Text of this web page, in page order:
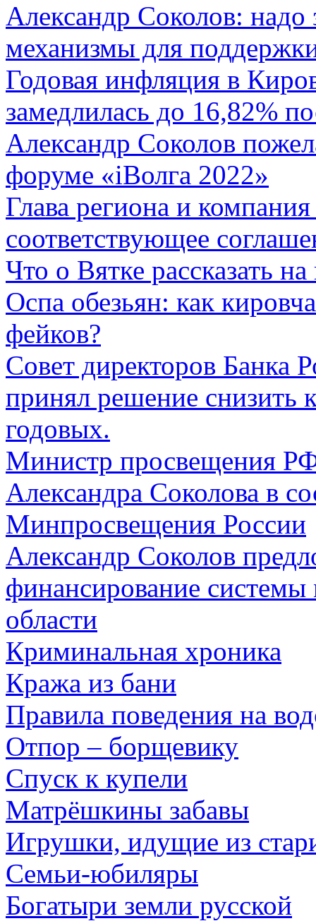
Александр Соколов: надо
механизмы для
Годовая инфляция в
замедлилась до 16,82%
Александр Соколов
форуме «iВолга 2022»
Глава региона и
соответствующее
Что о Вятке рассказать
Оспа обезьян: как
фейков?
Совет директоров Банка
принял решение снизить
годовых.
Министр просвещения
Александра Соколова в
Минпросвещения России
Александр Соколов
финансирование системы
области
Криминальная хроника
Кража из бани
Правила поведения на
Отпор – борщевику
Спуск к купели
Матрёшкины забавы
Игрушки, идущие из
Семьи-юбиляры
Богатыри земли русской